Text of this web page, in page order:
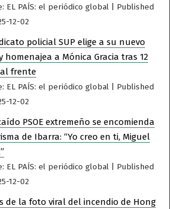
EL PAÍS: el periódico global
Published
12-02
policial SUP elige a su nuevo
homenajea a Mónica Gracia tras 12
frente
EL PAÍS: el periódico global
Published
12-02
PSOE extremeño se encomienda
de Ibarra: “Yo creo en ti, Miguel
EL PAÍS: el periódico global
Published
12-02
de la foto viral del incendio de Hong